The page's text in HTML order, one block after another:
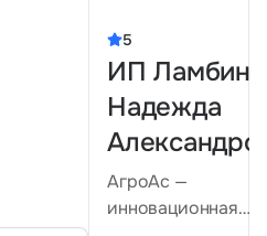
5
ИП Ламбина
Надежда
АгроАс —
инновационная